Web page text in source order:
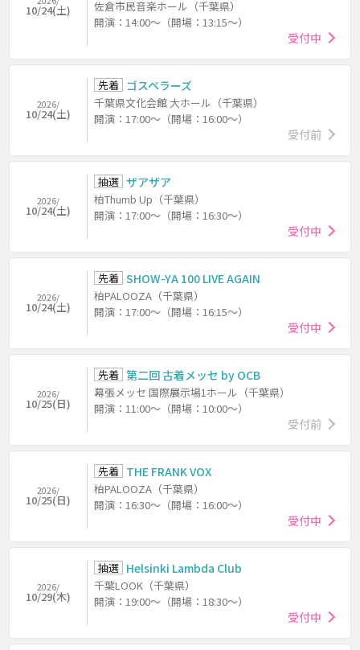
10/24(土)
佐倉市民音楽ホール（千葉県）
開演：14:00～（開場：13:15～）
受付中
2026/
10/24(土)
先着 ゴスペラーズ
千葉県文化会館 大ホール（千葉県）
開演：17:00～（開場：16:00～）
受付前
2026/
10/24(土)
抽選 ザアザア
柏Thumb Up（千葉県）
開演：17:00～（開場：16:30～）
受付中
2026/
10/24(土)
先着 SHOW-YA 100 LIVE AGAIN
柏PALOOZA（千葉県）
開演：17:00～（開場：16:15～）
受付中
2026/
10/25(日)
先着 第二回 古着メッセ by OCB
幕張メッセ 国際展示場1ホール（千葉県）
開演：11:00～（開場：10:00～）
受付前
2026/
10/25(日)
先着 THE FRANK VOX
柏PALOOZA（千葉県）
開演：16:30～（開場：16:00～）
受付中
2026/
10/29(木)
抽選 Helsinki Lambda Club
千葉LOOK（千葉県）
開演：19:00～（開場：18:30～）
受付中